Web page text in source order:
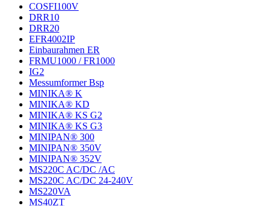
COSFI100V
DRR10
DRR20
EFR4002IP
Einbaurahmen ER
FRMU1000 / FR1000
IG2
Messumformer Bsp
MINIKA® K
MINIKA® KD
MINIKA® KS G2
MINIKA® KS G3
MINIPAN® 300
MINIPAN® 350V
MINIPAN® 352V
MS220C AC/DC /AC
MS220C AC/DC 24-240V
MS220VA
MS40ZT